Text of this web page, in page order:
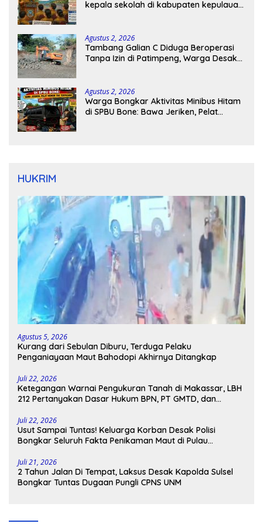
kepala sekolah di kabupaten kepulauan
Agustus 2, 2026
Tambang Galian C Diduga Beroperasi
Tanpa Izin di Patimpeng, Warga Desak
Agustus 2, 2026
Warga Bongkar Aktivitas Minibus Hitam
di SPBU Bone: Bawa Jeriken, Pelat
HUKRIM
Agustus 5, 2026
Kurang dari Sebulan Diburu, Terduga Pelaku
Penganiayaan Maut Bahodopi Akhirnya Ditangkap
Juli 22, 2026
Ketegangan Warnai Pengukuran Tanah di Makassar, LBH
212 Pertanyakan Dasar Hukum BPN, PT GMTD, dan
Juli 22, 2026
Usut Sampai Tuntas! Keluarga Korban Desak Polisi
Bongkar Seluruh Fakta Penikaman Maut di Pulau
Juli 21, 2026
2 Tahun Jalan Di Tempat, Laksus Desak Kapolda Sulsel
Bongkar Tuntas Dugaan Pungli CPNS UNM